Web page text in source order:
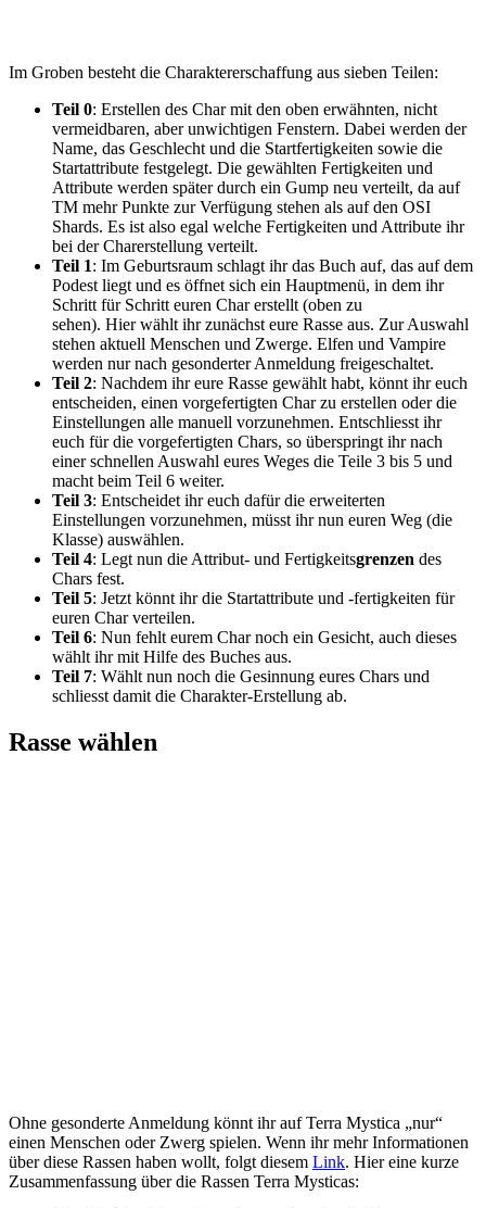
Im Groben besteht die Charaktererschaffung aus sieben Teilen:
Teil 0: Erstellen des Char mit den oben erwähnten, nicht
vermeidbaren, aber unwichtigen Fenstern. Dabei werden der
Name, das Geschlecht und die Startfertigkeiten sowie die
Startattribute festgelegt. Die gewählten Fertigkeiten und
Attribute werden später durch ein Gump neu verteilt, da auf
TM mehr Punkte zur Verfügung stehen als auf den OSI
Shards. Es ist also egal welche Fertigkeiten und Attribute ihr
bei der Charerstellung verteilt.
Teil 1: Im Geburtsraum schlagt ihr das Buch auf, das auf dem
Podest liegt und es öffnet sich ein Hauptmenü, in dem ihr
Schritt für Schritt euren Char erstellt (oben zu
sehen). Hier wählt ihr zunächst eure Rasse aus. Zur Auswahl
stehen aktuell Menschen und Zwerge. Elfen und Vampire
werden nur nach gesonderter Anmeldung freigeschaltet.
Teil 2: Nachdem ihr eure Rasse gewählt habt, könnt ihr euch
entscheiden, einen vorgefertigten Char zu erstellen oder die
Einstellungen alle manuell vorzunehmen. Entschliesst ihr
euch für die vorgefertigten Chars, so überspringt ihr nach
einer schnellen Auswahl eures Weges die Teile 3 bis 5 und
macht beim Teil 6 weiter.
Teil 3: Entscheidet ihr euch dafür die erweiterten
Einstellungen vorzunehmen, müsst ihr nun euren Weg (die
Klasse) auswählen.
Teil 4: Legt nun die Attribut- und Fertigkeitsgrenzen des
Chars fest.
Teil 5: Jetzt könnt ihr die Startattribute und -fertigkeiten für
euren Char verteilen.
Teil 6: Nun fehlt eurem Char noch ein Gesicht, auch dieses
wählt ihr mit Hilfe des Buches aus.
Teil 7: Wählt nun noch die Gesinnung eures Chars und
schliesst damit die Charakter-Erstellung ab.
Rasse wählen
Ohne gesonderte Anmeldung könnt ihr auf Terra Mystica „nur“
einen Menschen oder Zwerg spielen. Wenn ihr mehr Informationen
über diese Rassen haben wollt, folgt diesem Link. Hier eine kurze
Zusammenfassung über die Rassen Terra Mysticas: